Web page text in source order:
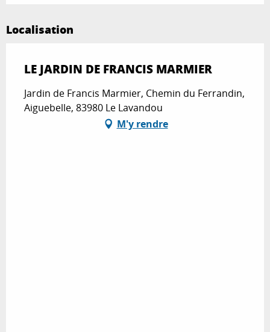
Localisation
LE JARDIN DE FRANCIS MARMIER
Jardin de Francis Marmier, Chemin du Ferrandin,
Aiguebelle, 83980 Le Lavandou
M'y rendre